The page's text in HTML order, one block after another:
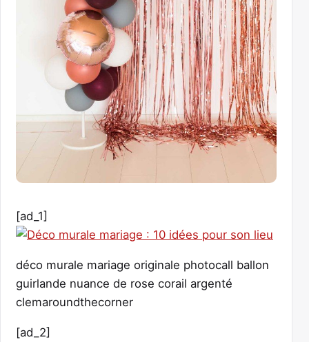
[ad_1]
déco murale mariage originale photocall ballon
guirlande nuance de rose corail argenté
clemaroundthecorner
[ad_2]